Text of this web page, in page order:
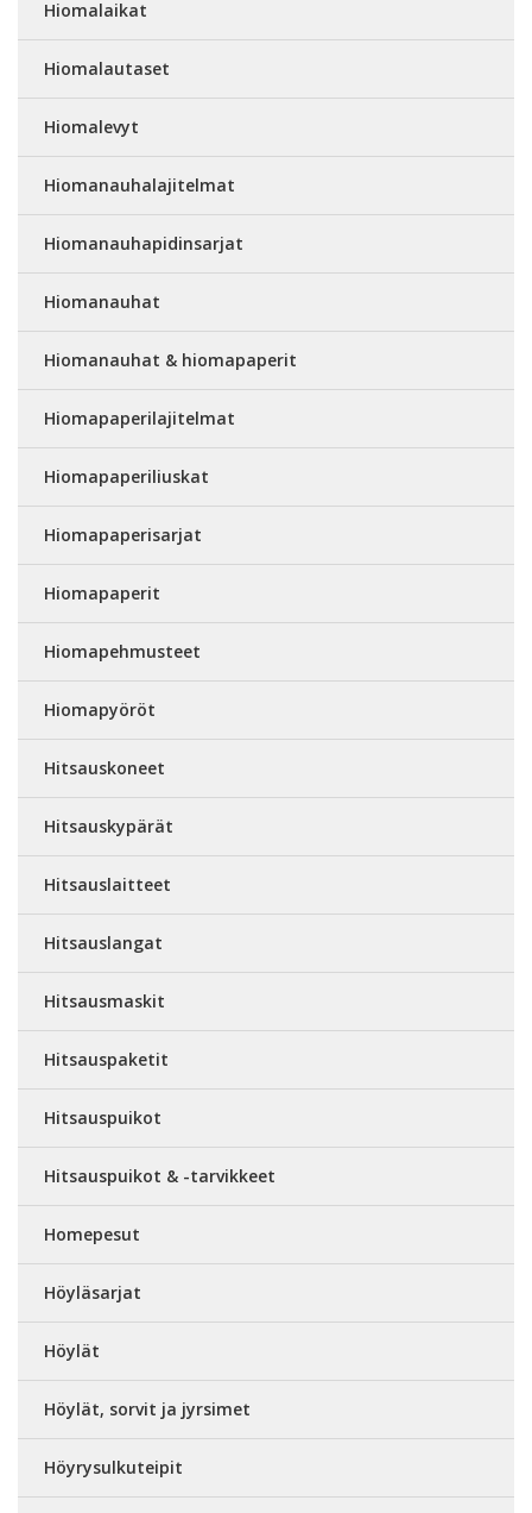
Hiomalaikat
Hiomalautaset
Hiomalevyt
Hiomanauhalajitelmat
Hiomanauhapidinsarjat
Hiomanauhat
Hiomanauhat & hiomapaperit
Hiomapaperilajitelmat
Hiomapaperiliuskat
Hiomapaperisarjat
Hiomapaperit
Hiomapehmusteet
Hiomapyöröt
Hitsauskoneet
Hitsauskypärät
Hitsauslaitteet
Hitsauslangat
Hitsausmaskit
Hitsauspaketit
Hitsauspuikot
Hitsauspuikot & -tarvikkeet
Homepesut
Höyläsarjat
Höylät
Höylät, sorvit ja jyrsimet
Höyrysulkuteipit